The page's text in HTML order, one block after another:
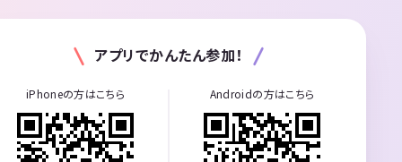
アプリでかんたん参加！
iPhoneの方はこちら Androidの方はこちら